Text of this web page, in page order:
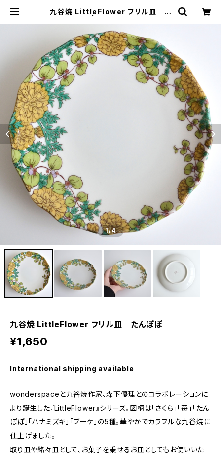
九谷焼 LittleFlower フリル皿 た
1/4
九谷焼 LittleFlower フリル皿 たんぽぽ
¥1,650
International shipping available
wonderspaceと九谷焼作家、森下優理とのコラボレーションに
より誕生した『LittleFlower』シリーズ。図柄は「さくら」「苺」「たん
ぽぽ」「ハナミズキ」「ブーケ」の5種。華やかでカラフルな九谷焼に
仕上げました。
取り皿や銘々皿として、お菓子を乗せるお皿としてもお使いいた